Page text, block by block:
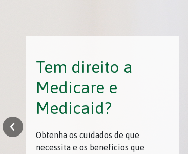
Tem direito a
Medicare e
Medicaid?
Obtenha os cuidados de que
necessita e os benefícios que
‹